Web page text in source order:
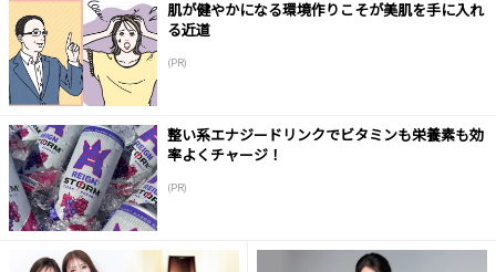
肌が健やかになる環境作りこそが美肌を手に入れ
る近道
(PR)
整い系エナジードリンクでビタミンも栄養素も効
率よくチャージ！
(PR)